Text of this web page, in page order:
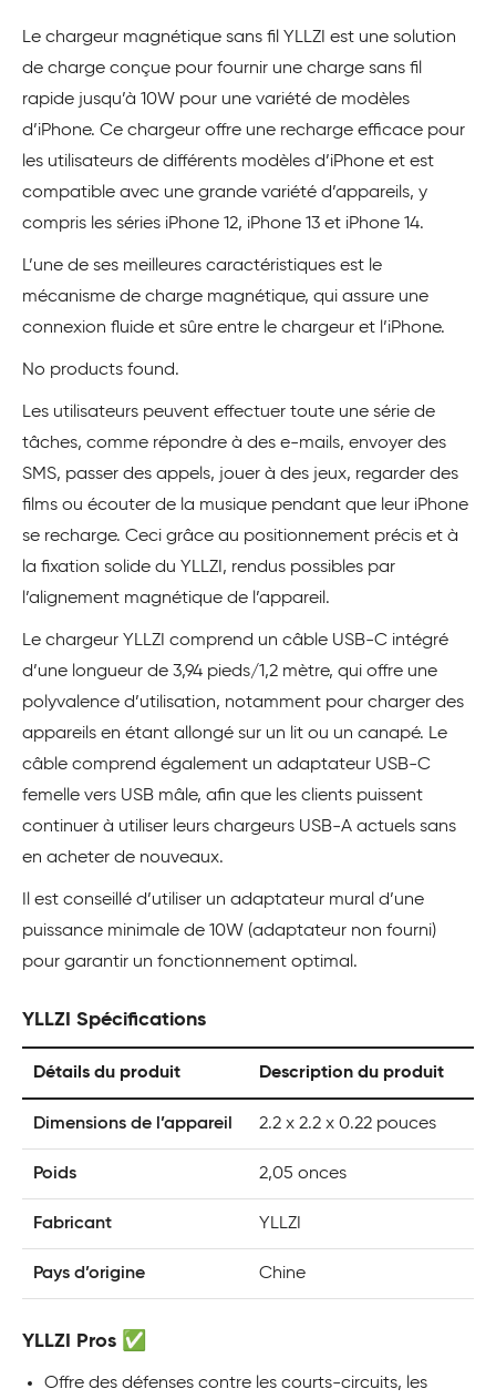
Le chargeur magnétique sans fil YLLZI est une solution
de charge conçue pour fournir une charge sans fil
rapide jusqu’à 10W pour une variété de modèles
d’iPhone. Ce chargeur offre une recharge efficace pour
les utilisateurs de différents modèles d’iPhone et est
compatible avec une grande variété d’appareils, y
compris les séries iPhone 12, iPhone 13 et iPhone 14.
L’une de ses meilleures caractéristiques est le
mécanisme de charge magnétique, qui assure une
connexion fluide et sûre entre le chargeur et l’iPhone.
No products found.
Les utilisateurs peuvent effectuer toute une série de
tâches, comme répondre à des e-mails, envoyer des
SMS, passer des appels, jouer à des jeux, regarder des
films ou écouter de la musique pendant que leur iPhone
se recharge. Ceci grâce au positionnement précis et à
la fixation solide du YLLZI, rendus possibles par
l’alignement magnétique de l’appareil.
Le chargeur YLLZI comprend un câble USB-C intégré
d’une longueur de 3,94 pieds/1,2 mètre, qui offre une
polyvalence d’utilisation, notamment pour charger des
appareils en étant allongé sur un lit ou un canapé. Le
câble comprend également un adaptateur USB-C
femelle vers USB mâle, afin que les clients puissent
continuer à utiliser leurs chargeurs USB-A actuels sans
en acheter de nouveaux.
Il est conseillé d’utiliser un adaptateur mural d’une
puissance minimale de 10W (adaptateur non fourni)
pour garantir un fonctionnement optimal.
YLLZI Spécifications
Détails du produit Description du produit
Dimensions de l’appareil 2.2 x 2.2 x 0.22 pouces
Poids 2,05 onces
Fabricant YLLZI
Pays d’origine Chine
YLLZI Pros ✅
Offre des défenses contre les courts-circuits, les